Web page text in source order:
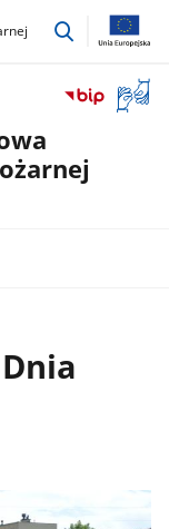
przejdź
okno